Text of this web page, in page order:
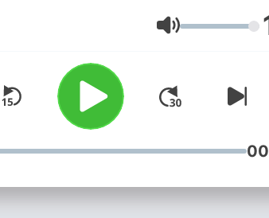
at pagtatagumpay dito sa
#DearMOR. Linggo-linggo
ng ating mga kaMORKada.
Ikaw? Anong kwento mo?
Volume